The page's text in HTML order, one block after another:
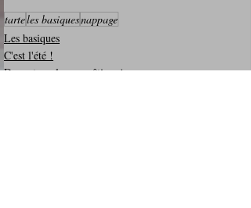
tarteles basiquesnappage
Les basiques
C'est l'été !
Desserts - glaces - pâtisserie